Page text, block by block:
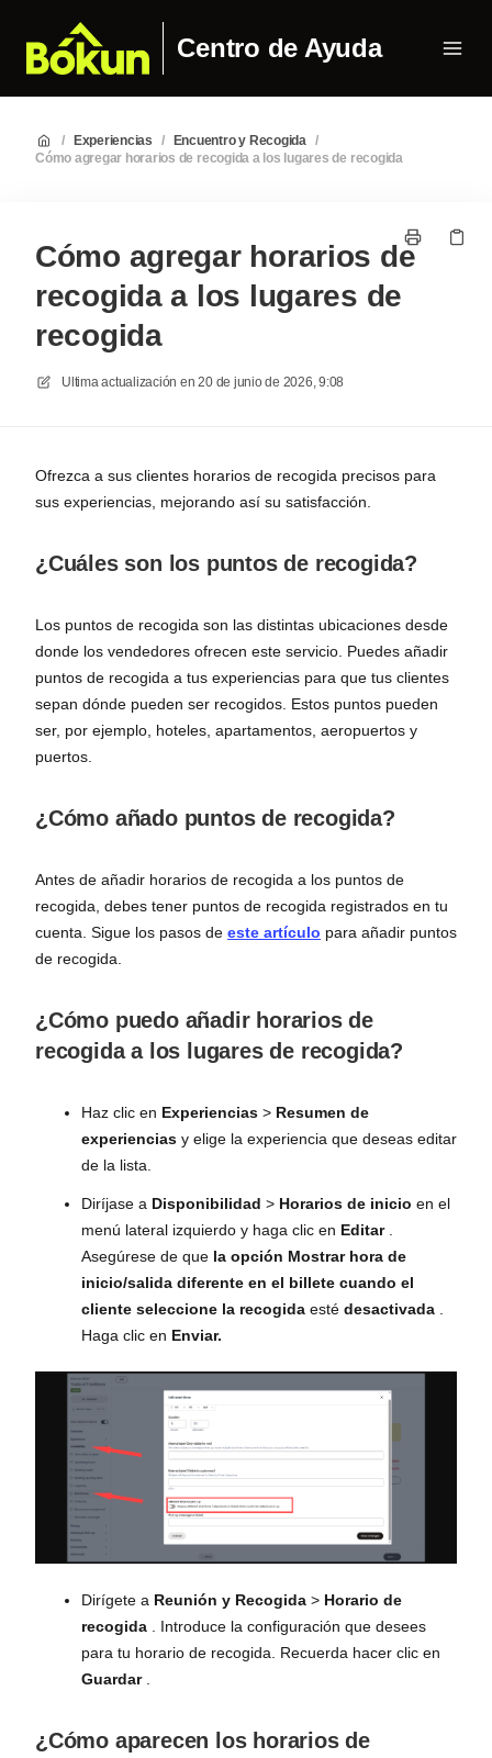
Centro de Ayuda
/ Experiencias / Encuentro y Recogida /
Cómo agregar horarios de recogida a los lugares de recogida
Cómo agregar horarios de
recogida a los lugares de
recogida
Ultima actualización en 20 de junio de 2026, 9:08
Ofrezca a sus clientes horarios de recogida precisos para
sus experiencias, mejorando así su satisfacción.
¿Cuáles son los puntos de recogida?
Los puntos de recogida son las distintas ubicaciones desde
donde los vendedores ofrecen este servicio. Puedes añadir
puntos de recogida a tus experiencias para que tus clientes
sepan dónde pueden ser recogidos. Estos puntos pueden
ser, por ejemplo, hoteles, apartamentos, aeropuertos y
puertos.
¿Cómo añado puntos de recogida?
Antes de añadir horarios de recogida a los puntos de
recogida, debes tener puntos de recogida registrados en tu
cuenta. Sigue los pasos de este artículo para añadir puntos
de recogida.
¿Cómo puedo añadir horarios de
recogida a los lugares de recogida?
Haz clic en Experiencias > Resumen de
experiencias y elige la experiencia que deseas editar
de la lista.
Diríjase a Disponibilidad > Horarios de inicio en el
menú lateral izquierdo y haga clic en Editar.
Asegúrese de que la opción Mostrar hora de
inicio/salida diferente en el billete cuando el
cliente seleccione la recogida esté desactivada
Haga clic en Enviar.
Dirígete a Reunión y Recogida > Horario de
recogida . Introduce la configuración que desees
para tu horario de recogida. Recuerda hacer clic en
Guardar.
¿Cómo aparecen los horarios de